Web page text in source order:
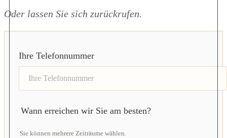
Oder lassen Sie sich zurückrufen.
Ihre Telefonnummer
Wann erreichen wir Sie am besten?
Sie können mehrere Zeiträume wählen.